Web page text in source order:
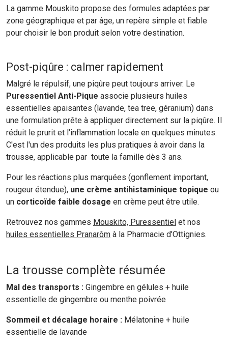
La gamme Mouskito propose des formules adaptées par
zone géographique et par âge, un repère simple et fiable
pour choisir le bon produit selon votre destination.
Post-piqûre : calmer rapidement
Malgré le répulsif, une piqûre peut toujours arriver. Le
Puressentiel Anti-Pique associe plusieurs huiles
essentielles apaisantes (lavande, tea tree, géranium) dans
une formulation prête à appliquer directement sur la piqûre. Il
réduit le prurit et l'inflammation locale en quelques minutes.
C'est l'un des produits les plus pratiques à avoir dans la
trousse, applicable par toute la famille dès 3 ans.
Pour les réactions plus marquées (gonflement important,
rougeur étendue), une crème antihistaminique topique ou
un corticoïde faible dosage en crème peut être utile.
Retrouvez nos gammes Mouskito, Puressentiel et nos
huiles essentielles Pranarôm à la Pharmacie d'Ottignies.
La trousse complète résumée
Mal des transports : Gingembre en gélules + huile
essentielle de gingembre ou menthe poivrée
Sommeil et décalage horaire : Mélatonine + huile
essentielle de lavande